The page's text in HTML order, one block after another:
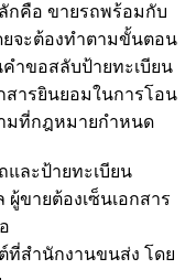
กคือ ขายรถพร้อมกับ
ยจะต้องทำตามขั้นตอน
ำขอสลับป้ายทะเบียน
ารยินยอมในการโอน
มที่กฎหมายกำหนด
และป้ายทะเบียน
ขายต้องเซ็นเอกสาร
ที่สำนักงานขนส่ง โดย